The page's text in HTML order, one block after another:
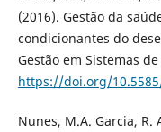
(2016). Gestão da
condicionantes do
Gestão em Sistemas de
https://doi.org/
Nunes, M.A. Garcia, R.